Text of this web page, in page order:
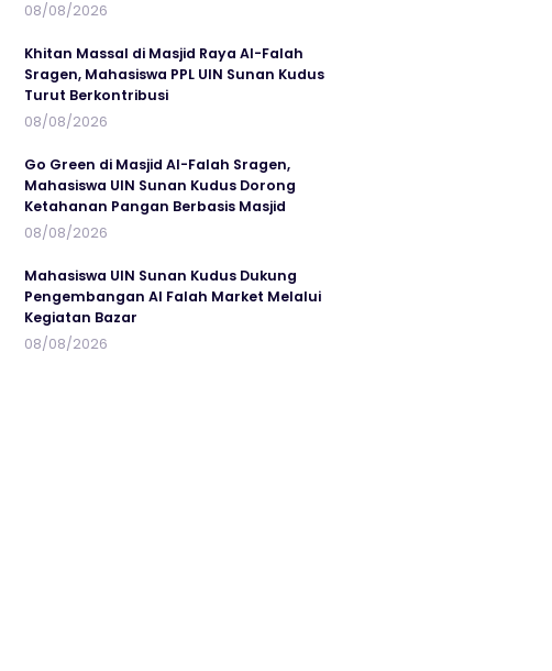
08/08/2026
Khitan Massal di Masjid Raya Al-Falah
Sragen, Mahasiswa PPL UIN Sunan Kudus
Turut Berkontribusi
08/08/2026
Go Green di Masjid Al-Falah Sragen,
Mahasiswa UIN Sunan Kudus Dorong
Ketahanan Pangan Berbasis Masjid
08/08/2026
Mahasiswa UIN Sunan Kudus Dukung
Pengembangan Al Falah Market Melalui
Kegiatan Bazar
08/08/2026